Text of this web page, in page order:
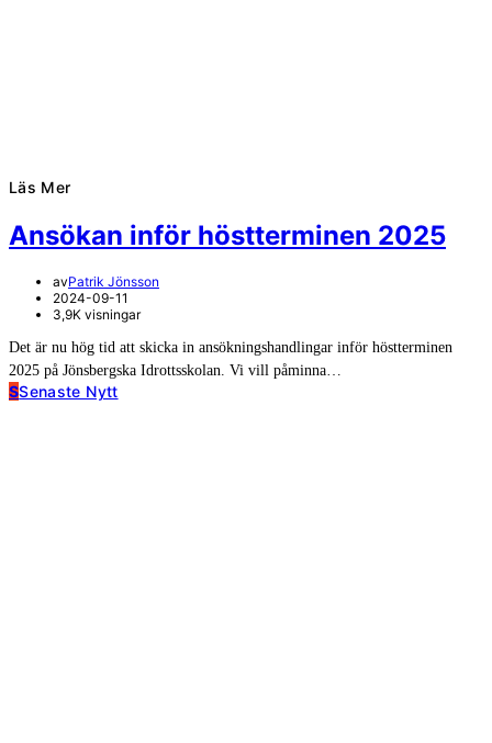
Läs Mer
Ansökan inför höstterminen 2025
avPatrik Jönsson
2024-09-11
3,9K visningar
Det är nu hög tid att skicka in ansökningshandlingar inför höstterminen
2025 på Jönsbergska Idrottsskolan. Vi vill påminna…
SSenaste Nytt